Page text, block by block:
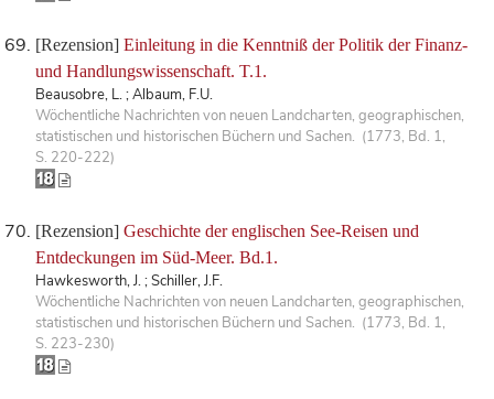
[Rezension] Einleitung in die Kenntniß der Politik der Finanz-
und Handlungswissenschaft. T.1.
Beausobre, L. ; Albaum, F.U.
Wöchentliche Nachrichten von neuen Landcharten, geographischen,
statistischen und historischen Büchern und Sachen. (1773, Bd. 1,
S. 220-222)
[Rezension] Geschichte der englischen See-Reisen und
Entdeckungen im Süd-Meer. Bd.1.
Hawkesworth, J. ; Schiller, J.F.
Wöchentliche Nachrichten von neuen Landcharten, geographischen,
statistischen und historischen Büchern und Sachen. (1773, Bd. 1,
S. 223-230)